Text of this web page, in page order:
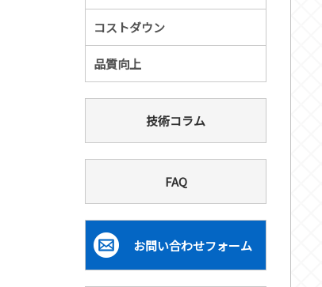
コストダウン
品質向上
技術コラム
FAQ
お問い合わせフォーム